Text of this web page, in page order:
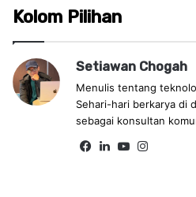
Kolom Pilihan
Setiawan Chogah
Menulis tentang
Sehari-hari berkarya di
sebagai konsultan
Fa Lin Yo